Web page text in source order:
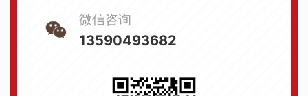
微信咨询
13590493682